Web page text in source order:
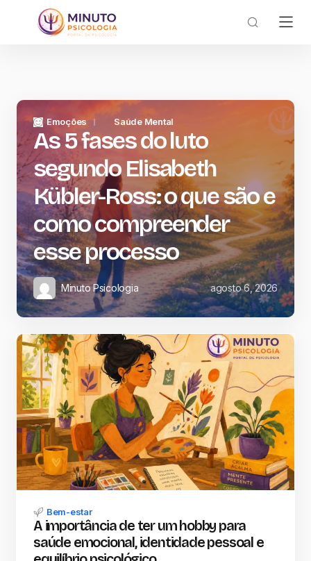
Emoções Saúde Mental
As 5 fases do luto
segundo Elisabeth
Kübler-Ross: o que são e
como compreender
esse processo
Minuto Psicologia agosto 6, 2026
Bem-estar
A importância de ter um hobby para
saúde emocional, identidade pessoal e